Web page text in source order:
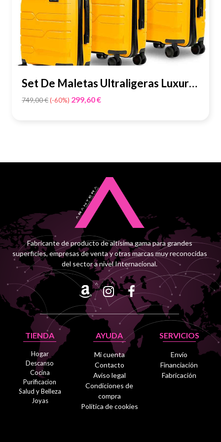
Set De Maletas Ultraligeras Luxury
- Grafeno...
Precio
749,00 € -60% 299,60 €
Fabricante de producto de altísima gama para grandes
superficies, empresas de venta y otras marcas muy reconocidas
del sector a nivel Internacional.
TIENDA
Hogar
Descanso
Cocina
Purificacion
Salud y Belleza
Joyas
AYUDA
Mi cuenta
Contacto
Aviso legal
Condiciones de
compra
Política de cookies
SERVICIOS
Envío
Financiación
Fabricación